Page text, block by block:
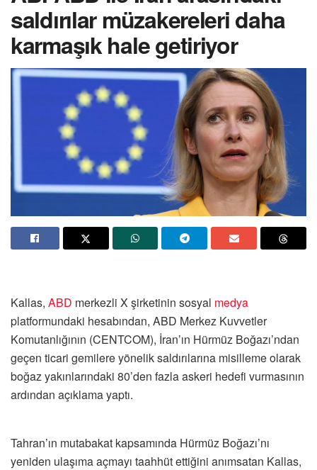
saldırılar müzakereleri daha
karmaşık hale getiriyor
Kallas, ABD merkezli X şirketinin sosyal medya
platformundaki hesabından, ABD Merkez Kuvvetler
Komutanlığının (CENTCOM), İran’ın Hürmüz Boğazı’ndan
geçen ticari gemilere yönelik saldırılarına misilleme olarak
boğaz yakınlarındaki 80’den fazla askeri hedefi vurmasının
ardından açıklama yaptı.
Tahran’ın mutabakat kapsamında Hürmüz Boğazı’nı
yeniden ulaşıma açmayı taahhüt ettiğini anımsatan Kallas,